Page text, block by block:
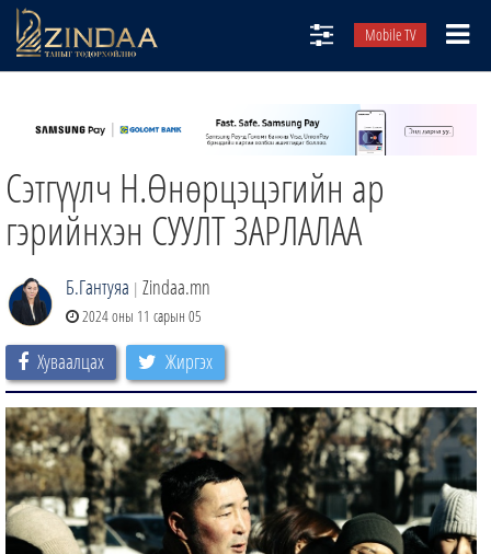
Mobile TV
ТВ8
ӨГЛӨӨНИЙ СОНИН
АУДИО ЗОХИОЛ
ЗИНДАА СЭТГҮҮЛ
Сэтгүүлч Н.Өнөрцэцэгийн ар
гэрийнхэн СУУЛТ ЗАРЛАЛАА
Б.Гантуяа | Zindaa.mn
2024 оны 11 сарын 05
Хуваалцах Жиргэх